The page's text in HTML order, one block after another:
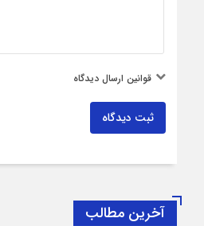
قوانین ارسال دیدگاه
ثبت دیدگاه
آخرین مطالب